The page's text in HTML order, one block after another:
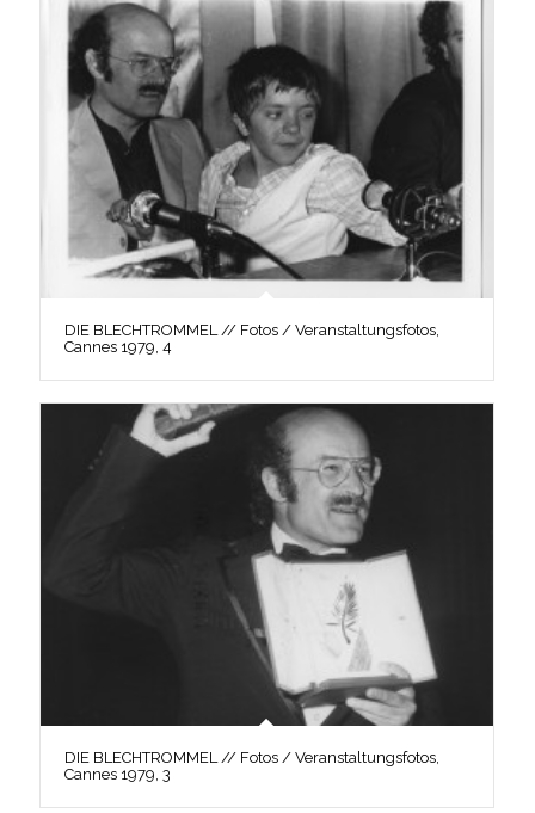
DIE BLECHTROMMEL // Fotos / Veranstaltungsfotos,
Cannes 1979, 4
DIE BLECHTROMMEL // Fotos / Veranstaltungsfotos,
Cannes 1979, 3